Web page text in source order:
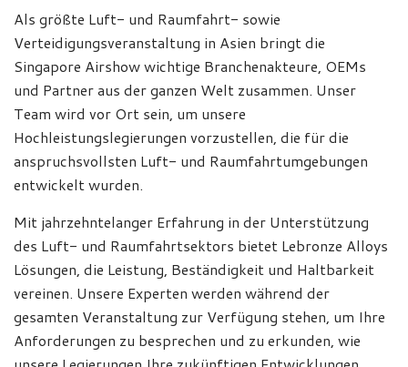
Als größte Luft- und Raumfahrt- sowie
Verteidigungsveranstaltung in Asien bringt die
Singapore Airshow wichtige Branchenakteure, OEMs
und Partner aus der ganzen Welt zusammen. Unser
Team wird vor Ort sein, um unsere
Hochleistungslegierungen vorzustellen, die für die
anspruchsvollsten Luft- und Raumfahrtumgebungen
entwickelt wurden.
Mit jahrzehntelanger Erfahrung in der Unterstützung
des Luft- und Raumfahrtsektors bietet Lebronze Alloys
Lösungen, die Leistung, Beständigkeit und Haltbarkeit
vereinen. Unsere Experten werden während der
gesamten Veranstaltung zur Verfügung stehen, um Ihre
Anforderungen zu besprechen und zu erkunden, wie